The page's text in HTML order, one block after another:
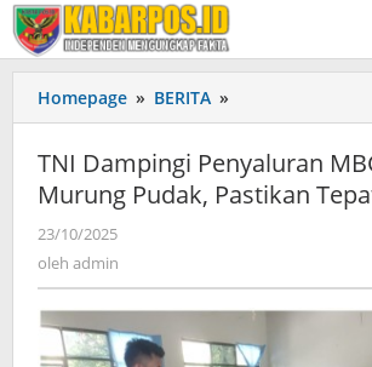
Lewati
ke
konten
Homepage » BERITA »
Dampingi
Penyaluran
MBG
di
TNI Dampingi Penyaluran
Murung Pudak, Pastikan
23/10/2025
oleh admin